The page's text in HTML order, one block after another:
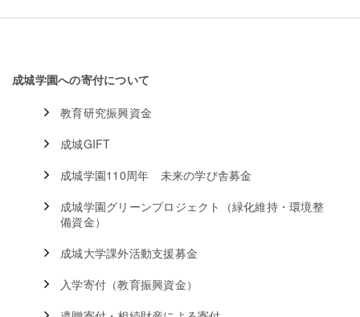
成城学園への寄付について
教育研究振興資金
成城GIFT
成城学園110周年 未来の学び舎募金
成城学園グリーンプロジェクト（緑化維持・環境整
備資金）
成城大学課外活動支援募金
入学寄付（教育振興資金）